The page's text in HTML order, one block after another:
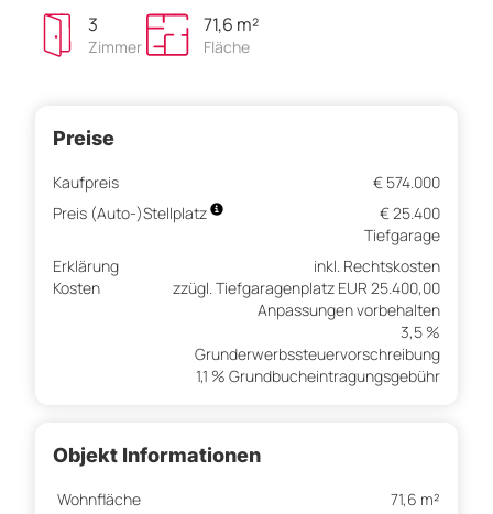
3
Zimmer
71,6 m²
Fläche
Preise
Kaufpreis
€ 574.000
Preis (Auto-)Stellplatz
€ 25.400
Tiefgarage
Erklärung
Kosten
inkl. Rechtskosten
zzügl. Tiefgaragenplatz EUR 25.400,00
Anpassungen vorbehalten
3,5 %
Grunderwerbssteuervorschreibung
1,1 % Grundbucheintragungsgebühr
Objekt Informationen
Wohnfläche
71,6 m²